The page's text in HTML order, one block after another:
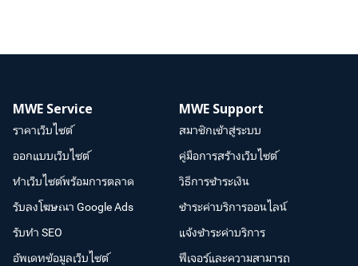
MWE Service
ราคาเว็บไซต์
ออกแบบเว็บไซต์
ทำเว็บไซต์พร้อมการตลาด
รับลงโฆษณา Google Ads
รับทำ SEO
อัพเดทข้อมูลเว็บไซต์
MWE Support
สมาชิกเข้าสู่ระบบ
คู่มือการสร้างเว็บไซต์
วิธีการชำระเงิน
ชำระค่าบริการออนไลน์
แจ้งชำระค่าบริการ
ฟีเจอร์และความสามารถ